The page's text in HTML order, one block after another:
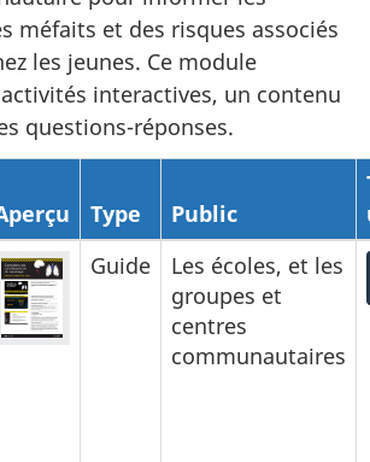
méfaits et des risques associés
les jeunes. Ce module
interactives, un contenu
questions-réponses.
Type Public
Guide
Les écoles, et les
groupes et
centres
communautaires